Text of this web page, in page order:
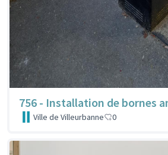
756 - Installation de bornes
Ville de Villeurbanne 0